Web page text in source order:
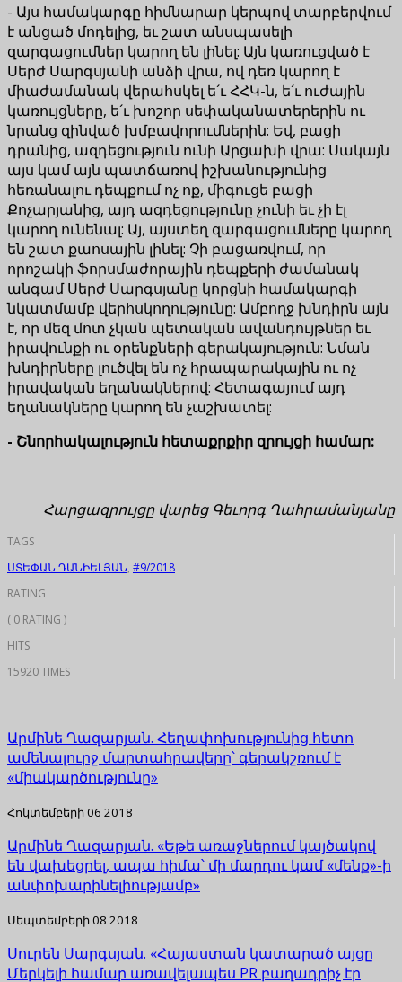
- Այս համակարգը հիմնարար կերպով տարբերվում
է անցած մոդելից, եւ շատ անսպասելի
զարգացումներ կարող են լինել: Այն կառուցված է
Սերժ Սարգսյանի անձի վրա, ով դեռ կարող է
միաժամանակ վերահսկել ե´ւ ՀՀԿ-ն, ե´ւ ուժային
կառույցները, ե´ւ խոշոր սեփականատերերին ու
նրանց զինված խմբավորումներին: Եվ, բացի
դրանից, ազդեցություն ունի Արցախի վրա: Սակայն
այս կամ այն պատճառով իշխանությունից
հեռանալու դեպքում ոչ ոք, միգուցե բացի
Քոչարյանից, այդ ազդեցությունը չունի եւ չի էլ
կարող ունենալ: Այ, այստեղ զարգացումները կարող
են շատ քաոսային լինել: Չի բացառվում, որ
որոշակի ֆորսմաժորային դեպքերի ժամանակ
անգամ Սերժ Սարգսյանը կորցնի համակարգի
նկատմամբ վերհսկողությունը: Ամբողջ խնդիրն այն
է, որ մեզ մոտ չկան պետական ավանդույթներ եւ
իրավունքի ու օրենքների գերակայություն: Նման
խնդիրները լուծվել են ոչ հրապարակային ու ոչ
իրավական եղանակներով: Հետագայում այդ
եղանակները կարող են չաշխատել:
- Շնորհակալություն հետաքրքիր զրույցի համար:
Հարցազրույցը վարեց Գեւորգ Ղահրամանյանը
TAGS
ՍՏԵՓԱՆ ԴԱՆԻԵԼՅԱՆ, #9/2018
RATING
( 0 RATING )
HITS
15920 TIMES
Արմինե Ղազարյան. Հեղափոխությունից հետո
ամենալուրջ մարտահրավերը՝ գերակշռում է
«միակարծությունը»
Հոկտեմբերի 06 2018
Արմինե Ղազարյան. «Եթե առաջներում կայծակով
են վախեցրել, ապա հիմա՝ մի մարդու կամ «մենք»-ի
անփոխարինելիությամբ»
Սեպտեմբերի 08 2018
Սուրեն Սարգսյան. «Հայաստան կատարած այցը
Մերկելի համար առավելապես PR բաղադրիչ էր